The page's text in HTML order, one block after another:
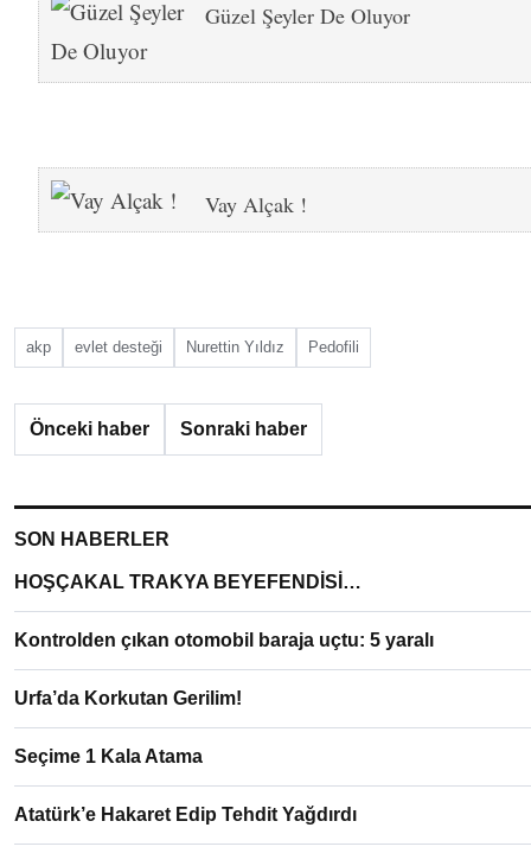
Güzel Şeyler De Oluyor
Vay Alçak !
akp evlet desteği Nurettin Yıldız Pedofili
Önceki haber Sonraki haber
SON HABERLER
HOŞÇAKAL TRAKYA BEYEFENDİSİ…
Kontrolden çıkan otomobil baraja uçtu: 5 yaralı
Urfa’da Korkutan Gerilim!
Seçime 1 Kala Atama
Atatürk’e Hakaret Edip Tehdit Yağdırdı